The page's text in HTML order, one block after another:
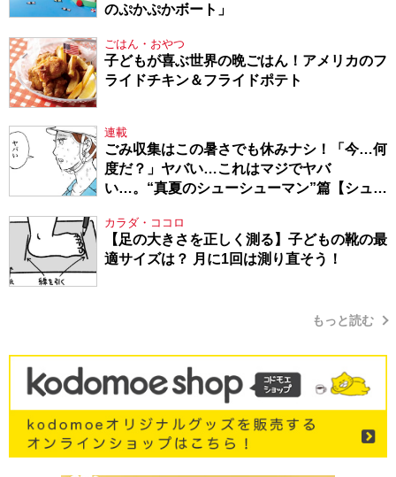
のぷかぷかボート」
ごはん・おやつ
子どもが喜ぶ世界の晩ごはん！アメリカのフ
ライドチキン＆フライドポテト
連載
ごみ収集はこの暑さでも休みナシ！「今…何
度だ？」ヤバい…これはマジでヤバ
い…。“真夏のシューシューマン”篇【シュー
カラダ・ココロ
【足の大きさを正しく測る】子どもの靴の最
適サイズは？ 月に1回は測り直そう！
もっと読む